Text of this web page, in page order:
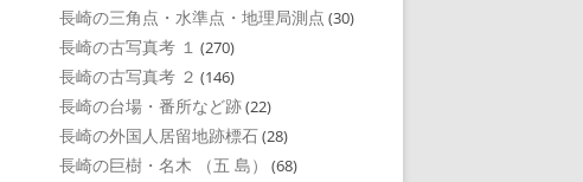
長崎の三角点・水準点・地理局測点 (30)
長崎の古写真考 １ (270)
長崎の古写真考 ２ (146)
長崎の台場・番所など跡(22)
長崎の外国人居留地跡標石(28)
長崎の巨樹・名木 （五 島） (68)